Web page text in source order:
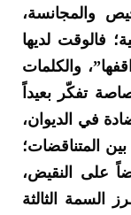
والمجانسة،
فالوقت لديها
والكلمات
تفكّر بعيداً
في الديوان،
المتناقضات؛
على النقيض،
السمة الثالثة